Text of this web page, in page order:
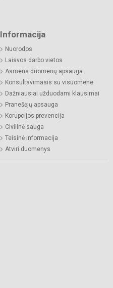
Informacija
Nuorodos
Laisvos darbo vietos
Asmens duomenų apsauga
Konsultavimasis su visuomene
Dažniausiai užduodami klausimai
Pranešėjų apsauga
Korupcijos prevencija
Civilinė sauga
Teisinė informacija
Atviri duomenys